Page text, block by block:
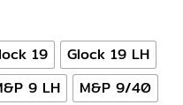
19
Glock 19 LH
9 LH
M&P 9/40